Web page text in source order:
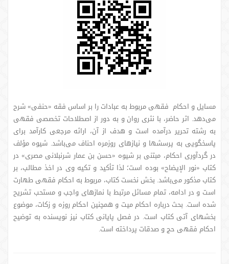
مسایل و احکام فقهی مربوط به عبادات را بر اساس فقه «حنفی» شرح
می‌دهد. اثر حاضر، با نثری روان و به دور از اصطلاحات تخصصی فقهی
به رشته تحریر درآمده است و هدف از آن، ارائه مرجعی کارآمد برای
پاسخگویی به پرسشها و نیازهای روزمره احناف می‌باشد. شیوه مؤلف
در گردآوری احکام، مبتنی بر شیوه «حسن بن عمار شرنبلانی مصری» در
کتاب «نور الإیضاح» بوده است؛ لذا تأکید و تکیه وی در اخذ مطالب، بر
کتاب مذکور می‌باشد. بخش نخست کتاب، مربوط به احکام فقهی طهارت
است و در ادامه، تمام مسائل مرتبط با نمازهای واجب و مستحب تشریح
شده است. بحث درباره احکام میت و همچنین احکام روزه و زکات، موضوع
بخشهای آتی کتاب است. در فصل پایانی کتاب نیز نویسنده به توضیح
احکام فقهی حج و صدقات پرداخته است.